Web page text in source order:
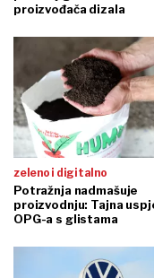
proizvođača dizala
zeleno i digitalno
Potražnja nadmašuje
proizvodnju: Tajna
OPG-a s glistama